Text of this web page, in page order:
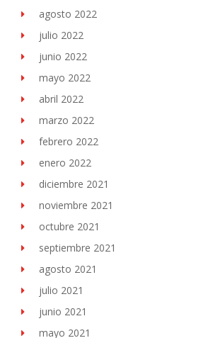
agosto 2022
julio 2022
junio 2022
mayo 2022
abril 2022
marzo 2022
febrero 2022
enero 2022
diciembre 2021
noviembre 2021
octubre 2021
septiembre 2021
agosto 2021
julio 2021
junio 2021
mayo 2021